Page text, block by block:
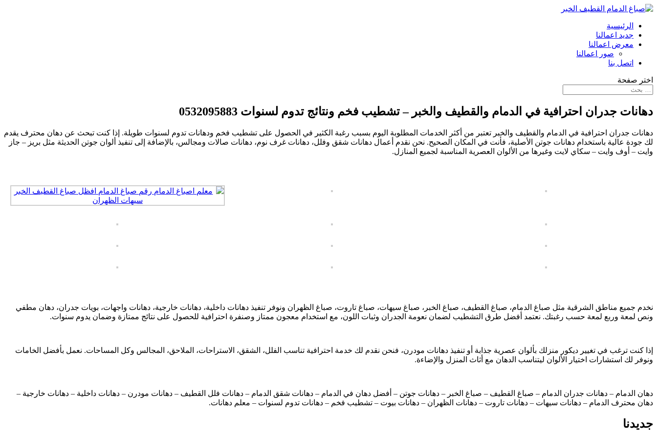
الرئيسية
جديد اعمالنا
معرض اعمالنا
صور اعمالنا
اتصل بنا
اختر صفحة
دهانات جدران احترافية في الدمام والقطيف والخبر – تشطيب فخم ونتائج تدوم لسنوات 0532095883
دهانات جدران احترافية في الدمام والقطيف والخبر تعتبر من أكثر الخدمات المطلوبة اليوم بسبب رغبة الكثير في الحصول على تشطيب فخم ودهانات تدوم لسنوات طويلة. إذا كنت تبحث عن دهان محترف يقدم
لك جودة عالية باستخدام دهانات جوتن الأصلية، فأنت في المكان الصحيح. نحن نقدم أعمال دهانات شقق وفلل، دهانات غرف نوم، دهانات صالات ومجالس، بالإضافة إلى تنفيذ ألوان جوتن الحديثة مثل بريز – جاز
وايت – أوف وايت – سكاي لايت وغيرها من الألوان العصرية المناسبة لجميع المنازل.
نخدم جميع مناطق الشرقية مثل صباغ الدمام، صباغ القطيف، صباغ الخبر، صباغ سيهات، صباغ تاروت، صباغ الظهران ونوفر تنفيذ دهانات داخلية، دهانات خارجية، دهانات واجهات، بويات جدران، دهان مطفي
ونص لمعة وربع لمعة حسب رغبتك. نعتمد أفضل طرق التشطيب لضمان نعومة الجدران وثبات اللون، مع استخدام معجون ممتاز وصنفرة احترافية للحصول على نتائج ممتازة وضمان يدوم سنوات.
إذا كنت ترغب في تغيير ديكور منزلك بألوان عصرية جذابة أو تنفيذ دهانات مودرن، فنحن نقدم لك خدمة احترافية تناسب الفلل، الشقق، الاستراحات، الملاحق، المجالس وكل المساحات. نعمل بأفضل الخامات
ونوفر لك استشارات اختيار الألوان ليتناسب الدهان مع أثاث المنزل والإضاءة.
دهان الدمام – دهانات جدران الدمام – صباغ القطيف – صباغ الخبر – دهانات جوتن – أفضل دهان في الدمام – دهانات شقق الدمام – دهانات فلل القطيف – دهانات مودرن – دهانات داخلية – دهانات خارجية –
دهان محترف الدمام – دهانات سيهات – دهانات تاروت – دهانات الظهران – دهانات بيوت – تشطيب فخم – دهانات تدوم لسنوات – معلم دهانات.
جديدنا